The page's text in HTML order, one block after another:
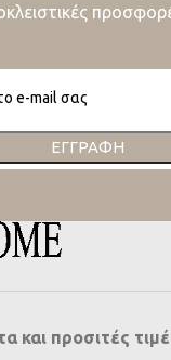
ΕΓΓΡΑΦΉ
και προσιτές